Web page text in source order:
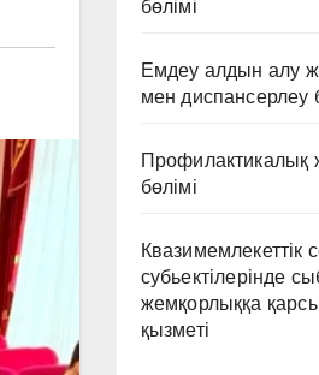
бөлімі
Емдеу алдын алу
мен диспансерлеу
Профилактикалық
бөлімі
Квазимемлекеттік
субьектілерінде
жемқорлыққа
қызметі